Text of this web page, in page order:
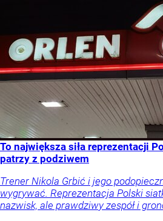
To największa siła reprezentacji
patrzy z podziwem
Trener Nikola Grbić i jego
wygrywać. Reprezentacja Polski
nazwisk, ale prawdziwy zespół i